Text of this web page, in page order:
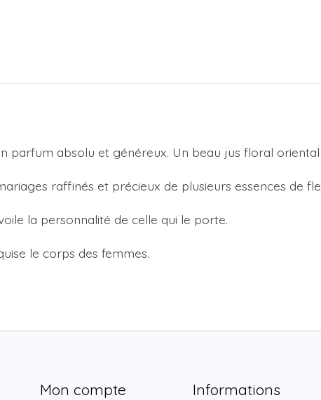
parfum absolu et généreux. Un beau jus floral
raffinés et précieux de plusieurs essences de
la personnalité de celle qui le porte.
le corps des femmes.
Mon compte Informations